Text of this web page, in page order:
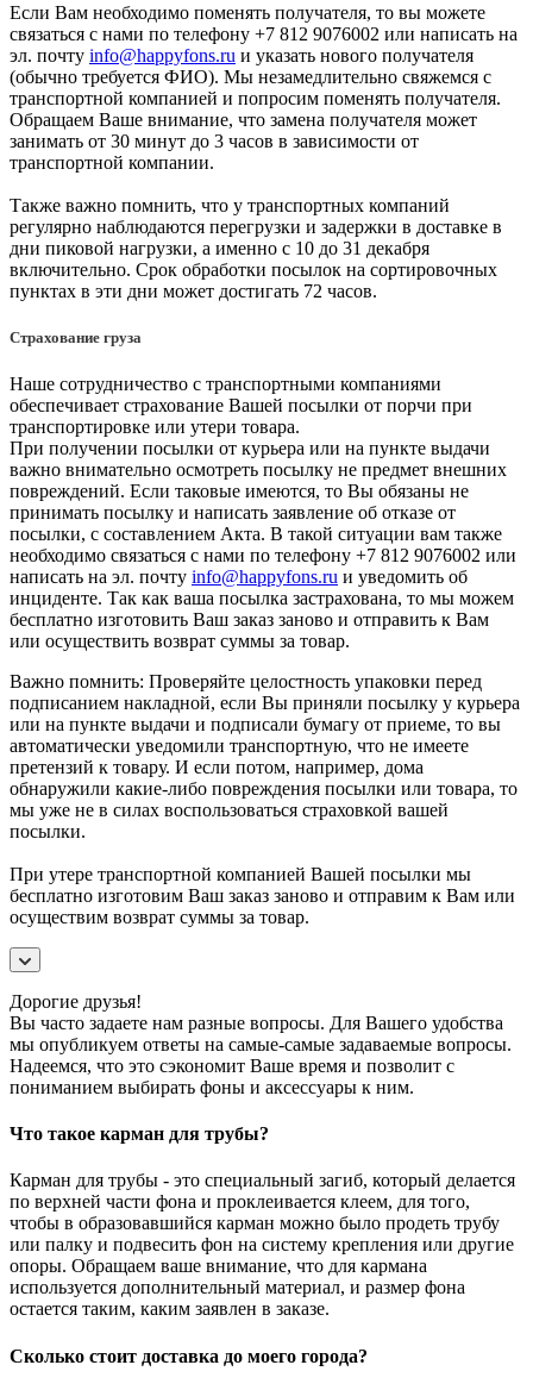
Если Вам необходимо поменять получателя, то вы можете
связаться с нами по телефону +7 812 9076002 или написать на
эл. почту info@happyfons.ru и указать нового получателя
(обычно требуется ФИО). Мы незамедлительно свяжемся с
транспортной компанией и попросим поменять получателя.
Обращаем Ваше внимание, что замена получателя может
занимать от 30 минут до 3 часов в зависимости от
транспортной компании.
Также важно помнить, что у транспортных компаний
регулярно наблюдаются перегрузки и задержки в доставке в
дни пиковой нагрузки, а именно с 10 до 31 декабря
включительно. Срок обработки посылок на сортировочных
пунктах в эти дни может достигать 72 часов.
Страхование груза
Наше сотрудничество с транспортными компаниями
обеспечивает страхование Вашей посылки от порчи при
транспортировке или утери товара.
При получении посылки от курьера или на пункте выдачи
важно внимательно осмотреть посылку не предмет внешних
повреждений. Если таковые имеются, то Вы обязаны не
принимать посылку и написать заявление об отказе от
посылки, с составлением Акта. В такой ситуации вам также
необходимо связаться с нами по телефону +7 812 9076002 или
написать на эл. почту info@happyfons.ru и уведомить об
инциденте. Так как ваша посылка застрахована, то мы можем
бесплатно изготовить Ваш заказ заново и отправить к Вам
или осуществить возврат суммы за товар.
Важно помнить: Проверяйте целостность упаковки перед
подписанием накладной, если Вы приняли посылку у курьера
или на пункте выдачи и подписали бумагу от приеме, то вы
автоматически уведомили транспортную, что не имеете
претензий к товару. И если потом, например, дома
обнаружили какие-либо повреждения посылки или товара, то
мы уже не в силах воспользоваться страховкой вашей
посылки.
При утере транспортной компанией Вашей посылки мы
бесплатно изготовим Ваш заказ заново и отправим к Вам или
осуществим возврат суммы за товар.
Дорогие друзья!
Вы часто задаете нам разные вопросы. Для Вашего удобства
мы опубликуем ответы на самые-самые задаваемые вопросы.
Надеемся, что это сэкономит Ваше время и позволит с
пониманием выбирать фоны и аксессуары к ним.
Что такое карман для трубы?
Карман для трубы - это специальный загиб, который делается
по верхней части фона и проклеивается клеем, для того,
чтобы в образовавшийся карман можно было продеть трубу
или палку и подвесить фон на систему крепления или другие
опоры. Обращаем ваше внимание, что для кармана
используется дополнительный материал, и размер фона
остается таким, каким заявлен в заказе.
Сколько стоит доставка до моего города?